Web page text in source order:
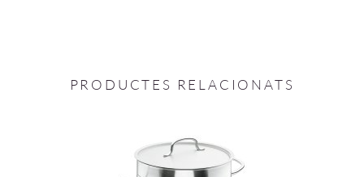
PRODUCTES RELACIONATS